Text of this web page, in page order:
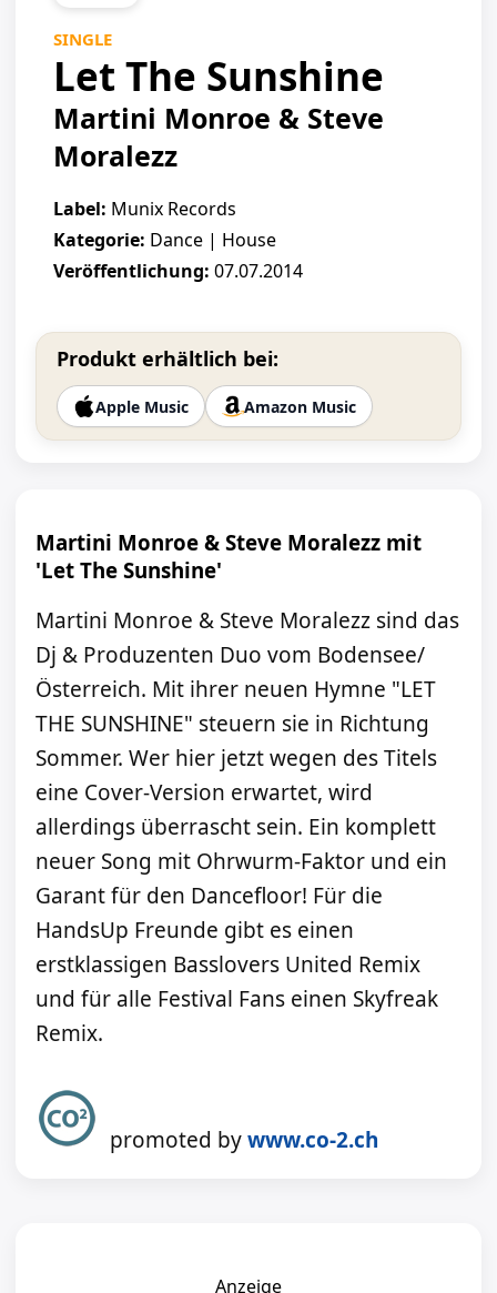
SINGLE
Let The Sunshine
Martini Monroe & Steve
Moralezz
Label: Munix Records
Kategorie: Dance | House
Veröffentlichung: 07.07.2014
Produkt erhältlich bei:
Apple Music Amazon Music
Martini Monroe & Steve Moralezz mit
'Let The Sunshine'
Martini Monroe & Steve Moralezz sind das
Dj & Produzenten Duo vom Bodensee/
Österreich. Mit ihrer neuen Hymne "LET
THE SUNSHINE" steuern sie in Richtung
Sommer. Wer hier jetzt wegen des Titels
eine Cover-Version erwartet, wird
allerdings überrascht sein. Ein komplett
neuer Song mit Ohrwurm-Faktor und ein
Garant für den Dancefloor! Für die
HandsUp Freunde gibt es einen
erstklassigen Basslovers United Remix
und für alle Festival Fans einen Skyfreak
Remix.
promoted bywww.co-2.ch
Anzeige